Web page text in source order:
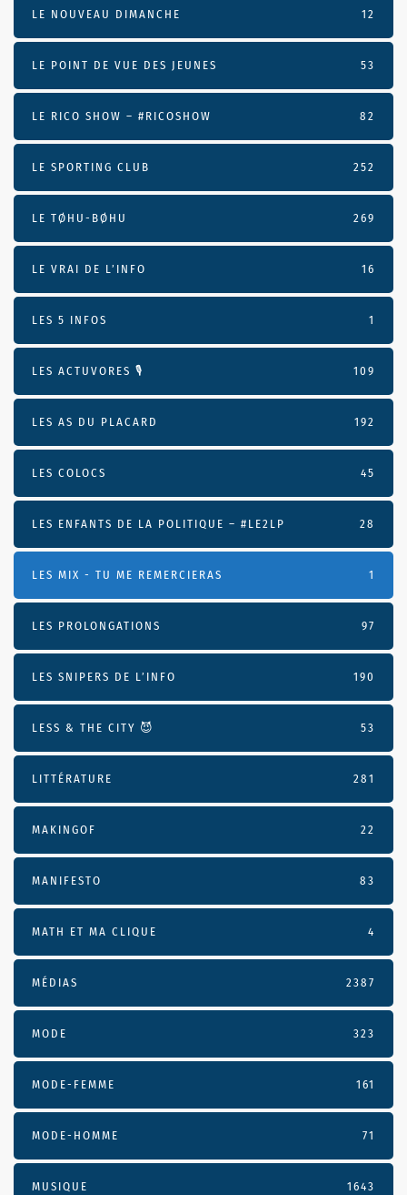
LE NOUVEAU DIMANCHE 12
LE POINT DE VUE DES JEUNES 53
LE RICO SHOW – #RICOSHOW 82
LE SPORTING CLUB 252
LE TØHU-BØHU 269
LE VRAI DE L’INFO 16
LES 5 INFOS 1
LES ACTUVORES 🎙 109
LES AS DU PLACARD 192
LES COLOCS 45
LES ENFANTS DE LA POLITIQUE – #LE2LP 28
LES MIX - TU ME REMERCIERAS 1
LES PROLONGATIONS 97
LES SNIPERS DE L’INFO 190
LESS & THE CITY 😈 53
LITTÉRATURE 281
MAKINGOF 22
MANIFESTO 83
MATH ET MA CLIQUE 4
MÉDIAS 2387
MODE 323
MODE-FEMME 161
MODE-HOMME 71
MUSIQUE 1643